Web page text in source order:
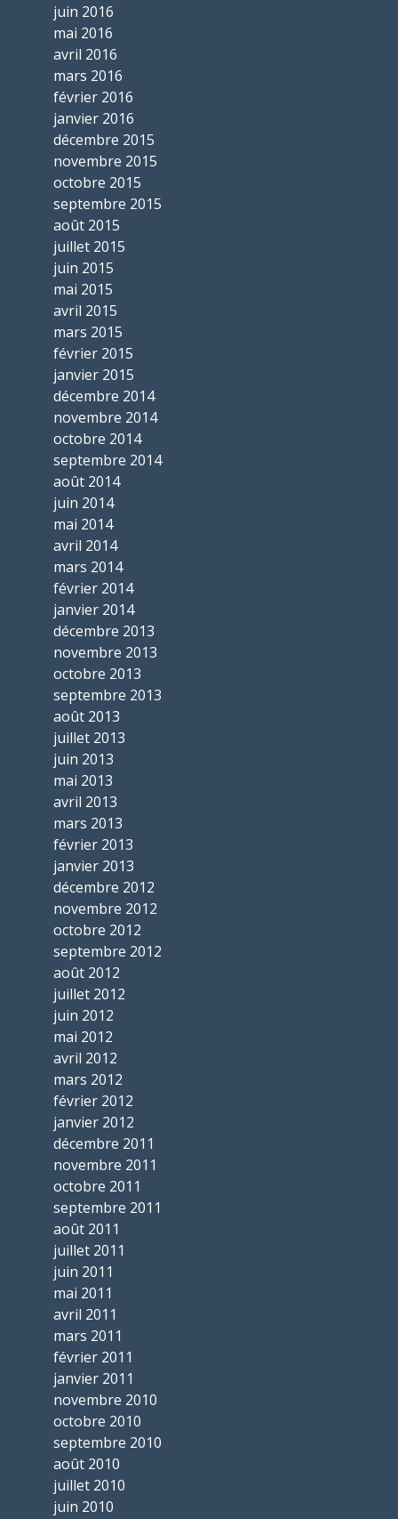
juin 2016
mai 2016
avril 2016
mars 2016
février 2016
janvier 2016
décembre 2015
novembre 2015
octobre 2015
septembre 2015
août 2015
juillet 2015
juin 2015
mai 2015
avril 2015
mars 2015
février 2015
janvier 2015
décembre 2014
novembre 2014
octobre 2014
septembre 2014
août 2014
juin 2014
mai 2014
avril 2014
mars 2014
février 2014
janvier 2014
décembre 2013
novembre 2013
octobre 2013
septembre 2013
août 2013
juillet 2013
juin 2013
mai 2013
avril 2013
mars 2013
février 2013
janvier 2013
décembre 2012
novembre 2012
octobre 2012
septembre 2012
août 2012
juillet 2012
juin 2012
mai 2012
avril 2012
mars 2012
février 2012
janvier 2012
décembre 2011
novembre 2011
octobre 2011
septembre 2011
août 2011
juillet 2011
juin 2011
mai 2011
avril 2011
mars 2011
février 2011
janvier 2011
novembre 2010
octobre 2010
septembre 2010
août 2010
juillet 2010
juin 2010